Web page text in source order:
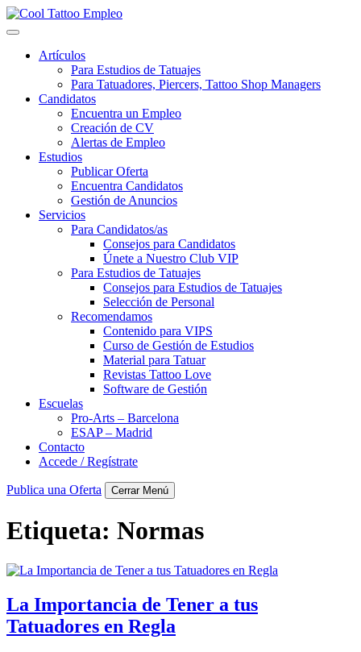
Skip
to
Artículos
Para Estudios de Tatuajes
Para Tatuadores, Piercers, Tattoo Shop Managers
Candidatos
Encuentra un Empleo
Creación de CV
Alertas de Empleo
Estudios
Publicar Oferta
Encuentra Candidatos
Gestión de Anuncios
Servicios
Para Candidatos/as
Consejos para Candidatos
Únete a Nuestro Club VIP
Para Estudios de Tatuajes
Consejos para Estudios de Tatuajes
Selección de Personal
Recomendamos
Contenido para VIPS
Curso de Gestión de Estudios
Material para Tatuar
Revistas Tattoo Love
Software de Gestión
Escuelas
Pro-Arts – Barcelona
ESAP – Madrid
Contacto
Accede / Regístrate
Publica una Oferta Cerrar Menú
Etiqueta: Normas
La Importancia de Tener a tus
Tatuadores en Regla